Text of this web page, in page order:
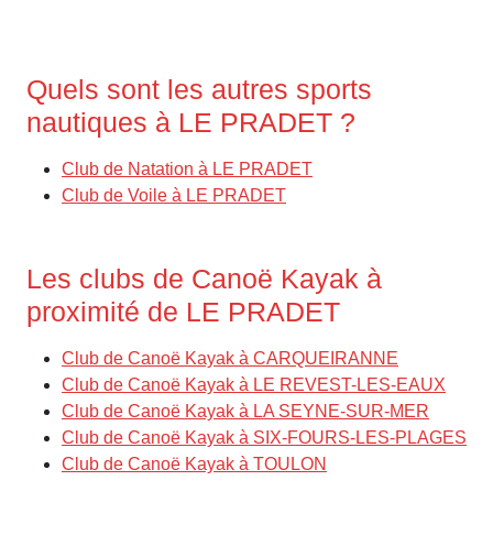
Quels sont les autres sports
nautiques à LE PRADET ?
Club de Natation à LE PRADET
Club de Voile à LE PRADET
Les clubs de Canoë Kayak à
proximité de LE PRADET
Club de Canoë Kayak à CARQUEIRANNE
Club de Canoë Kayak à LE REVEST-LES-EAUX
Club de Canoë Kayak à LA SEYNE-SUR-MER
Club de Canoë Kayak à SIX-FOURS-LES-PLAGES
Club de Canoë Kayak à TOULON